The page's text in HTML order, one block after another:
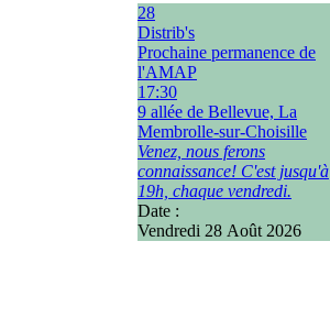
28
Distrib's
Prochaine permanence de
l'AMAP
17:30
9 allée de Bellevue, La
Membrolle-sur-Choisille
Venez, nous ferons
connaissance! C'est jusqu'à
19h, chaque vendredi.
Date :
Vendredi 28 Août 2026